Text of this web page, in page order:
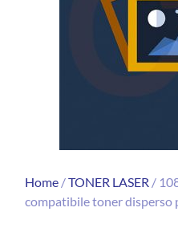
Home /TONER LASER /
compatibile toner disperso